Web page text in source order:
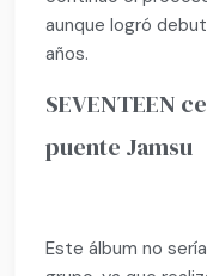
aunque logró
años.
SEVENTEEN
puente Jamsu
Este álbum no